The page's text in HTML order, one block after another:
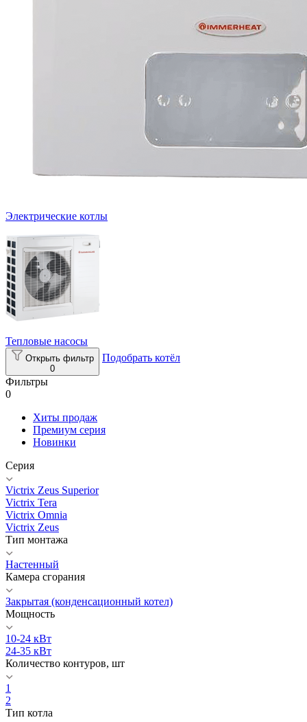
Электрические котлы
Тепловые насосы
Открыть фильтр
0
Подобрать котёл
Фильтры
0
Хиты продаж
Премиум серия
Новинки
Серия
Victrix Zeus Superior
Victrix Tera
Victrix Omnia
Victrix Zeus
Тип монтажа
Настенный
Камера сгорания
Закрытая (конденсационный котел)
Мощность
10-24 кВт
24-35 кВт
Количество контуров, шт
1
2
Тип котла